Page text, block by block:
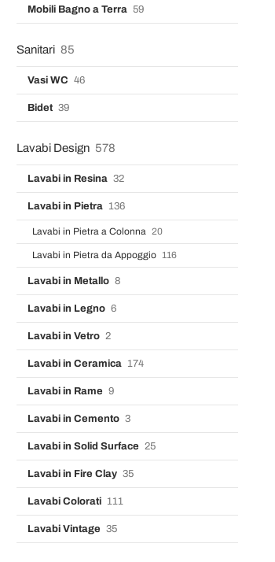
Mobili Bagno a Terra 59
Sanitari 85
Vasi WC 46
Bidet 39
Lavabi Design 578
Lavabi in Resina 32
Lavabi in Pietra 136
Lavabi in Pietra a Colonna 20
Lavabi in Pietra da Appoggio 116
Lavabi in Metallo 8
Lavabi in Legno 6
Lavabi in Vetro 2
Lavabi in Ceramica 174
Lavabi in Rame 9
Lavabi in Cemento 3
Lavabi in Solid Surface 25
Lavabi in Fire Clay 35
Lavabi Colorati 111
Lavabi Vintage 35